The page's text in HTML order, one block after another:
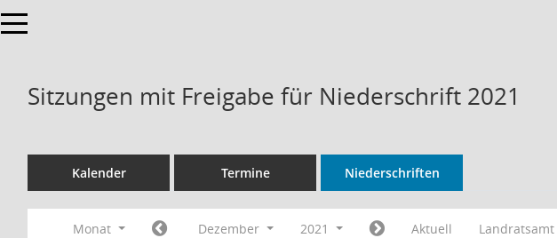
Toggle navigation
Sitzungen mit Freigabe für Niederschrift 2021
Kalender Termine Niederschriften
Monat Dezember 2021 Aktuell